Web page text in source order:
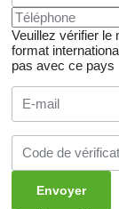
Veuillez vérifier le
format
pas avec ce pays